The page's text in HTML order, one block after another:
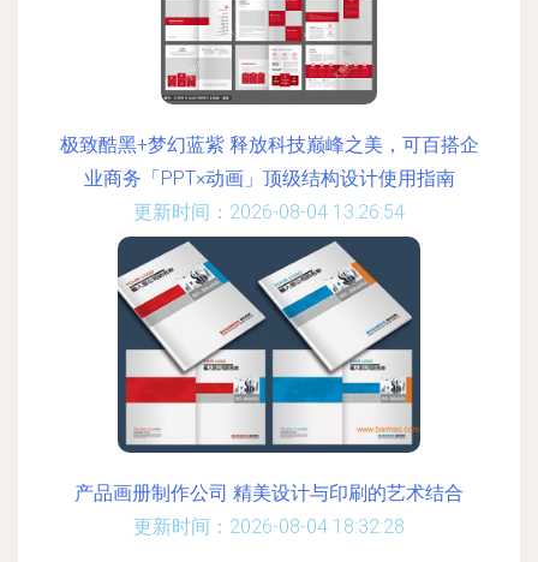
极致酷黑+梦幻蓝紫 释放科技巅峰之美，可百搭企
业商务「PPT×动画」顶级结构设计使用指南
更新时间：2026-08-04 13:26:54
产品画册制作公司 精美设计与印刷的艺术结合
更新时间：2026-08-04 18:32:28